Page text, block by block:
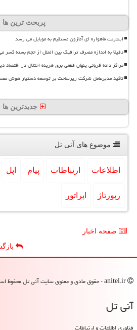
پربحث ترین ها
اینترنت ماهواره ای آمازون مستقیم به موبایل می رسد
دقیقا به اندازه مصرف ترافیک بین الملل از حجم بسته کسر
مراکز داده قربانی پنهان قطعی برق هزینه اختلال در اقتصاد
تاکید مدیرعامل شرکت زیرساخت بر توسعه دستیار هوش
جدیدترین ها
موضوع های آنی تل
اطلاعات ارتباطات پیام اپل
رپورتاژ اپراتور
صفحه اخبار
آنی تل